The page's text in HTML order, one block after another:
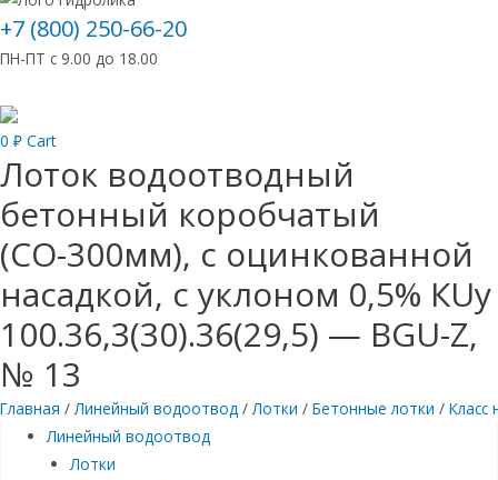
+7 (800) 250-66-20
ПН-ПТ с 9.00 до 18.00
0 ₽ Cart
Лоток водоотводный
бетонный коробчатый
(СО-300мм), с оцинкованной
насадкой, с уклоном 0,5% КUу
100.36,3(30).36(29,5) — BGU-Z,
№ 13
Главная /Линейный водоотвод /Лотки / Бетонные лотки / Класс
Линейный водоотвод
Лотки